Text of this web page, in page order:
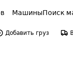
МашиныПоиск
Добавить груз